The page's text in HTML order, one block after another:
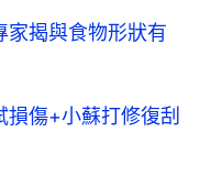
家揭與食物形狀有
傷+小蘇打修復刮